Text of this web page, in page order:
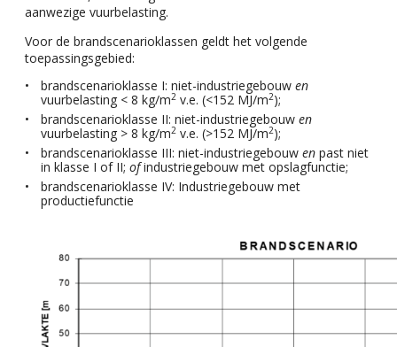
aanwezige vuurbelasting.
Voor de brandscenarioklassen geldt het volgende
toepassingsgebied:
brandscenarioklasse I: niet-industriegebouw en
vuurbelasting < 8 kg/m2v.e. (<152 MJ/m2);
brandscenarioklasse II: niet-industriegebouw en
vuurbelasting > 8 kg/m2v.e. (>152 MJ/m2);
brandscenarioklasse III: niet-industriegebouw enpast niet
in klasse I of II; ofindustriegebouw met opslagfunctie;
brandscenarioklasse IV: Industriegebouw met
productiefunctie